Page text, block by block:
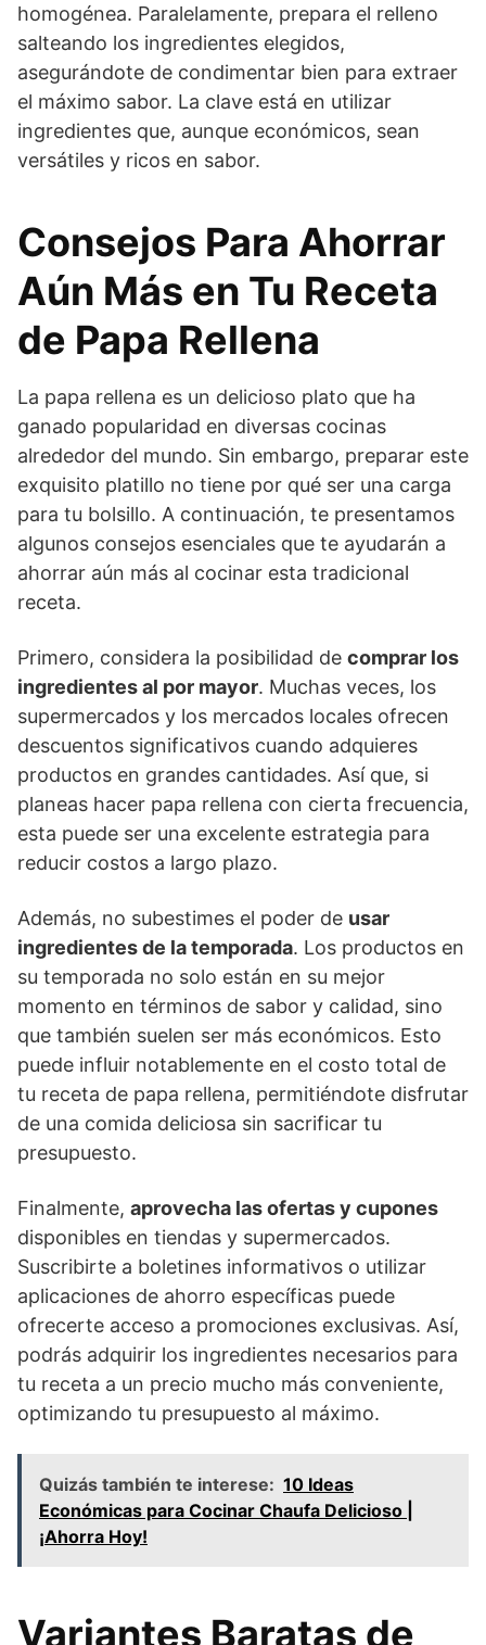
homogénea. Paralelamente, prepara el relleno
salteando los ingredientes elegidos,
asegurándote de condimentar bien para extraer
el máximo sabor. La clave está en utilizar
ingredientes que, aunque económicos, sean
versátiles y ricos en sabor.
Consejos Para Ahorrar
Aún Más en Tu Receta
de Papa Rellena
La papa rellena es un delicioso plato que ha
ganado popularidad en diversas cocinas
alrededor del mundo. Sin embargo, preparar este
exquisito platillo no tiene por qué ser una carga
para tu bolsillo. A continuación, te presentamos
algunos consejos esenciales que te ayudarán a
ahorrar aún más al cocinar esta tradicional
receta.
Primero, considera la posibilidad de comprar los
ingredientes al por mayor. Muchas veces, los
supermercados y los mercados locales ofrecen
descuentos significativos cuando adquieres
productos en grandes cantidades. Así que, si
planeas hacer papa rellena con cierta frecuencia,
esta puede ser una excelente estrategia para
reducir costos a largo plazo.
Además, no subestimes el poder de usar
ingredientes de la temporada. Los productos en
su temporada no solo están en su mejor
momento en términos de sabor y calidad, sino
que también suelen ser más económicos. Esto
puede influir notablemente en el costo total de
tu receta de papa rellena, permitiéndote disfrutar
de una comida deliciosa sin sacrificar tu
presupuesto.
Finalmente, aprovecha las ofertas y cupones
disponibles en tiendas y supermercados.
Suscribirte a boletines informativos o utilizar
aplicaciones de ahorro específicas puede
ofrecerte acceso a promociones exclusivas. Así,
podrás adquirir los ingredientes necesarios para
tu receta a un precio mucho más conveniente,
optimizando tu presupuesto al máximo.
Quizás también te interese: 10 Ideas
Económicas para Cocinar Chaufa Delicioso |
¡Ahorra Hoy!
Variantes Baratas de